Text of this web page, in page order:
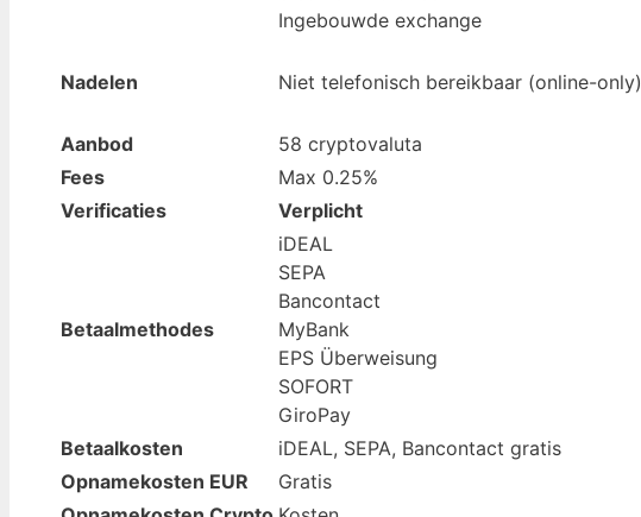
Ingebouwde exchange
Nadelen Niet telefonisch bereikbaar (online-only)
Aanbod
58 cryptovaluta
Fees
Max 0.25%
Verificaties
Verplicht
Betaalmethodes
iDEAL
SEPA
Bancontact
MyBank
EPS Überweisung
SOFORT
GiroPay
Betaalkosten
iDEAL, SEPA, Bancontact gratis
Opnamekosten EUR
Gratis